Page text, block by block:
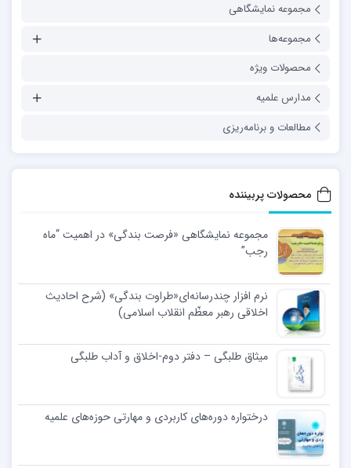
مجموعه نمایشگاهی
مجموعه‌ها
محصولات ویژه
مدارس علمیه
مطالعات و برنامه‌ریزی
محصولات پربیننده
مجموعه نمایشگاهی «فرصت بندگی» در اهمیت “ماه
رجب”
نرم افزار چندرسانه‌ای«طراوت بندگی» (شرح احادیث
اخلاقی رهبر معظّم انقلاب اسلامی)
میثاق طلبگی – دفتر دوم-اخلاق و آداب طلبگی
درختواره دوره‌های کاربردی و مهارتی حوزه‌های علمیه